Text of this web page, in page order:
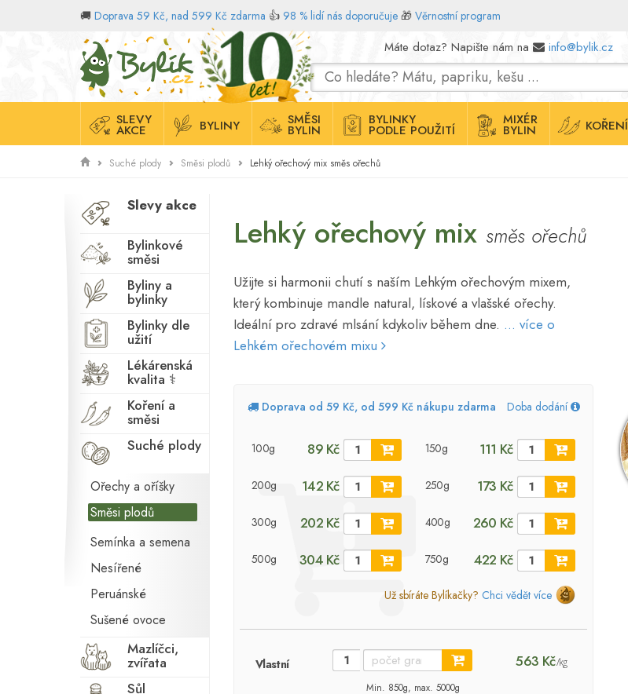
🚚 Doprava 59 Kč, nad 599 Kč zdarma 👍 98 % lidí nás doporučuje 🎁 Věrnostní program
Domů Máte dotaz? Napište nám na info@bylik.cz
SLEVY
AKCE BYLINY SMĚSI
BYLIN
BYLINKY
PODLE POUŽITÍ
MIXÉR
BYLIN KOŘENÍ
Suché plody Směsi plodů Lehký ořechový mix směs ořechů
Slevy akce
Bylinkové
směsi
Byliny a
bylinky
Bylinky dle
užití
Lékárenská
kvalita ⚕
Koření a
směsi
Suché plody
Ořechy a oříšky
Směsi plodů
Semínka a semena
Nesířené
Peruánské
Sušené ovoce
Mazlíčci,
zvířata
Sůl
Lehký ořechový mix směs ořechů
Užijte si harmonii chutí s naším Lehkým ořechovým mixem,
který kombinuje mandle natural, lískové a vlašské ořechy.
Ideální pro zdravé mlsání kdykoliv během dne. ... více o
Lehkém ořechovém mixu
Doprava od 59 Kč, od 599 Kč nákupu zdarma Doba dodání
100g 89 Kč 150g 111 Kč
200g 142 Kč 250g 173 Kč
300g 202 Kč 400g 260 Kč
500g 304 Kč 750g 422 Kč
Už sbíráte Bylíkačky? Chci vědět více
Vlastní 563 Kč/kg
Min. 850g, max. 5000g